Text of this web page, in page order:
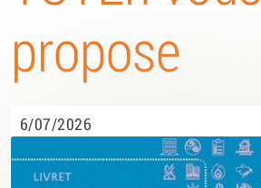
propose
6/07/2026